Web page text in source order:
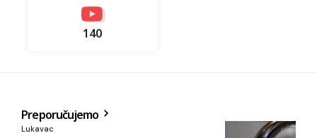
140
Preporučujemo
Lukavac